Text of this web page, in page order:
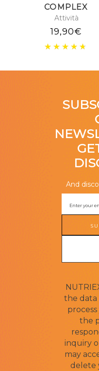
COMPLEX
Attività
19,90€
And
the data
the
inquiry
may
delete